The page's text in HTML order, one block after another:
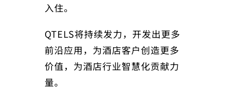
入住。
QTELS将持续发力，开发出更多
前沿应用，为酒店客户创造更多
价值，为酒店行业智慧化贡献力
量。